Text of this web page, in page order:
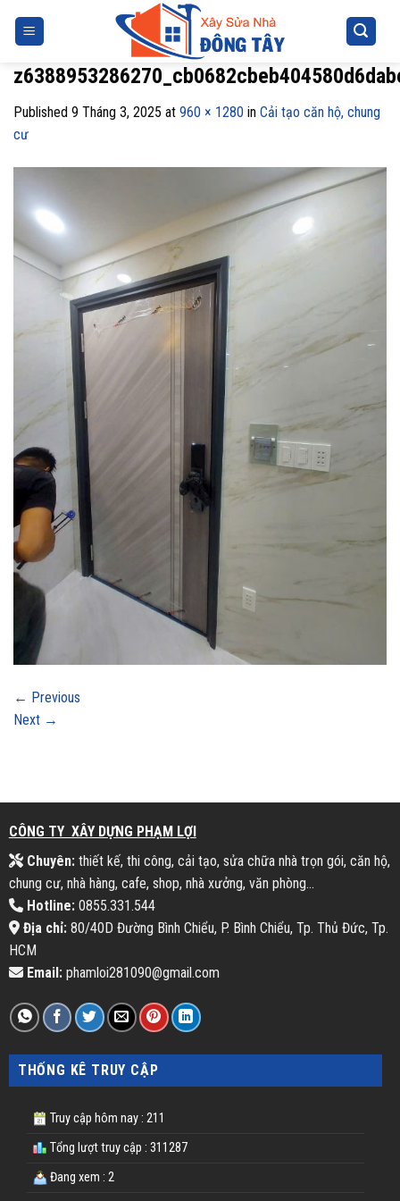
Published 9 Tháng 3, 2025 at 960 × 1280 in Cải tạo căn hộ, chung
cư
← Previous
Next →
CÔNG TY XÂY DỰNG PHẠM LỢI
Chuyên:thiết kế, thi công, cải tạo, sửa chữa nhà trọn gói, căn hộ,
chung cư, nhà hàng, cafe, shop, nhà xưởng, văn phòng...
Hotline:0855.331.544
Địa chỉ:80/40D Đường Bình Chiểu, P. Bình Chiểu, Tp. Thủ Đức, Tp.
HCM
Email:phamloi281090@gmail.com
THỐNG KÊ TRUY CẬP
Truy cập hôm nay : 211
Tổng lượt truy cập : 311287
Đang xem : 2